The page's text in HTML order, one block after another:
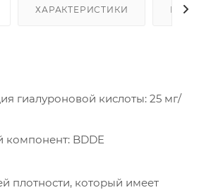
ХАРАКТЕРИСТИКИ КАК
гиалуроновой кислоты: 25 мг/
BDDE
плотности, который имеет